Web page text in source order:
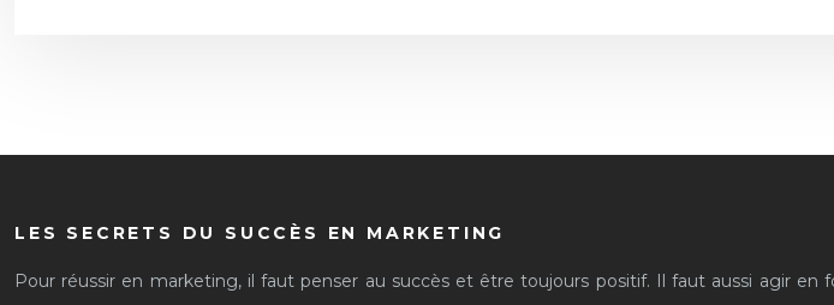
LES SECRETS DU SUCCÈS EN MARKETING
Pour réussir en marketing, il faut penser au succès et être toujours positif. Il faut aussi agir en